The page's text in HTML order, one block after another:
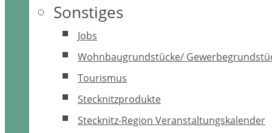
Sonstiges
Jobs
Wohnbaugrundstücke/
Tourismus
Stecknitzprodukte
Stecknitz-Region Veranstaltungskalender